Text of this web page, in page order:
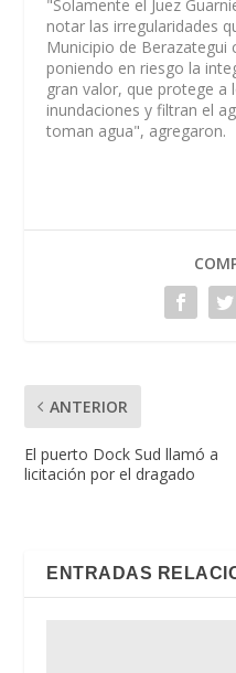
"Solamente el Juez
notar las irregularidades
Municipio de Berazategui
poniendo en riesgo la
gran valor, que protege a
inundaciones y filtran el
toman agua", agregaron.
ANTERIOR
El puerto Dock Sud llamó a
licitación por el dragado
ENTRADAS